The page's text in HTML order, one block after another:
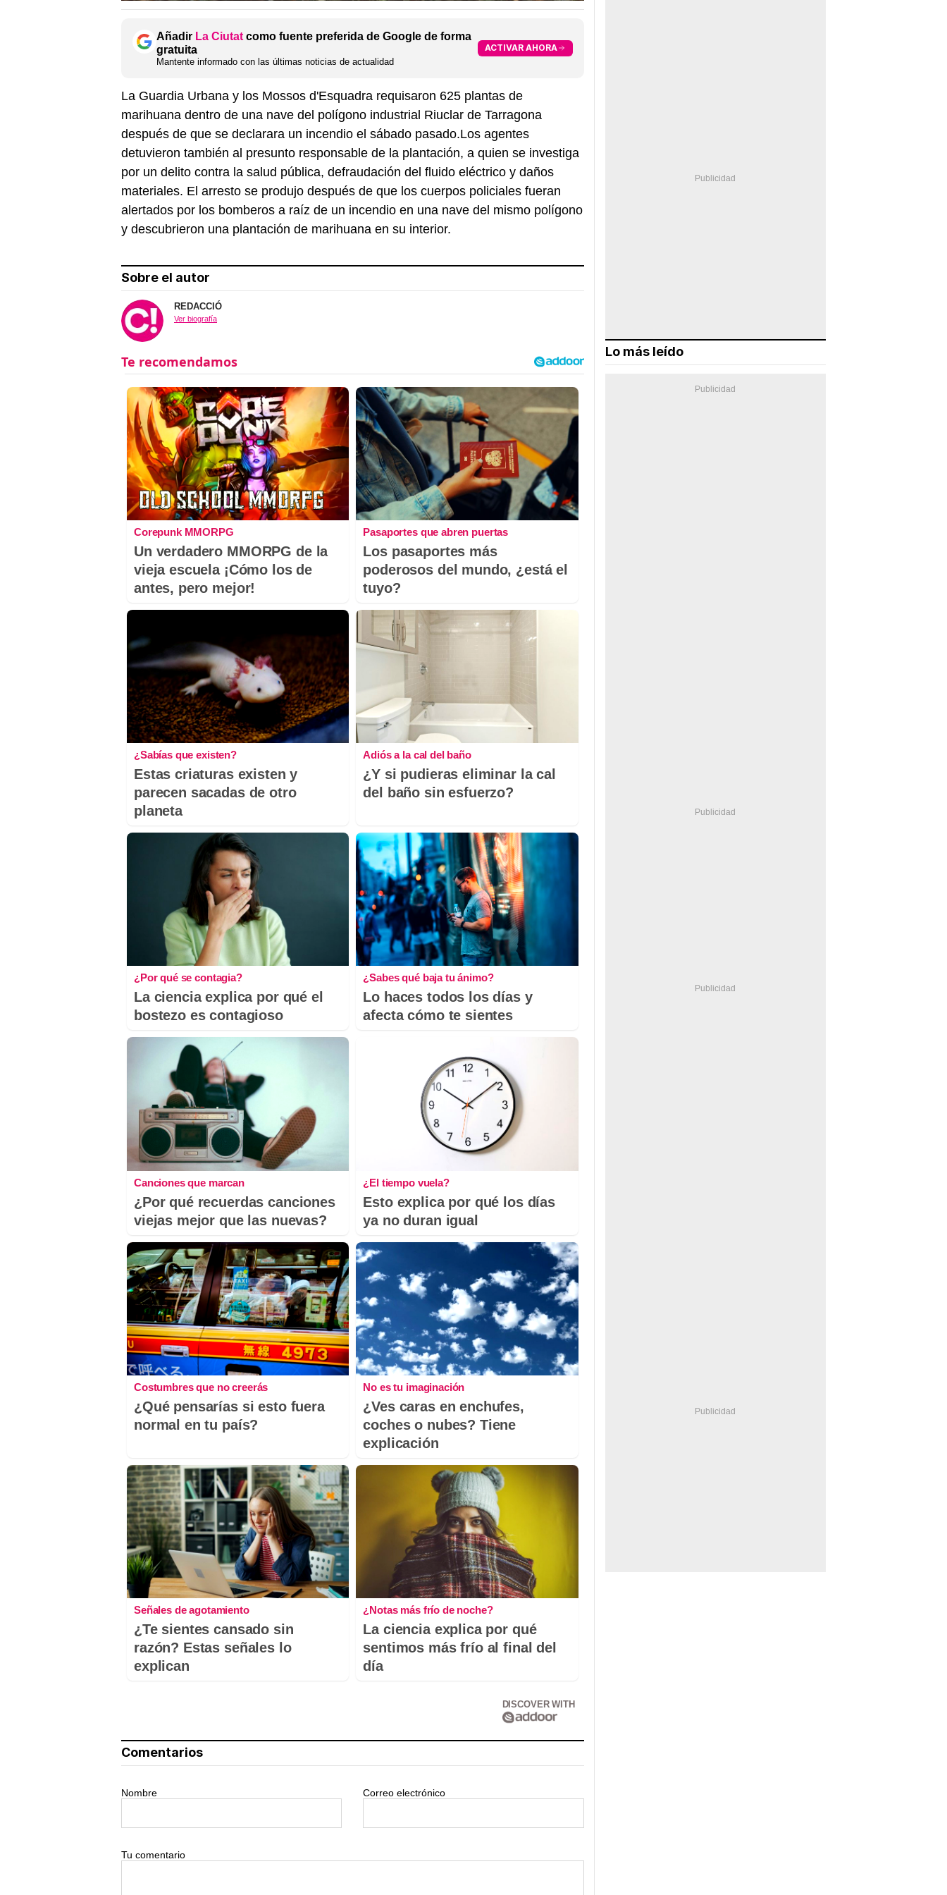
Añadir La Ciutat como fuente preferida de Google de forma
gratuita
Mantente informado con las últimas noticias de actualidad
ACTIVAR AHORA
La Guardia Urbana y los Mossos d'Esquadra requisaron 625 plantas de
marihuana dentro de una nave del polígono industrial Riuclar de Tarragona
después de que se declarara un incendio el sábado pasado.Los agentes
detuvieron también al presunto responsable de la plantación, a quien se investiga
por un delito contra la salud pública, defraudación del fluido eléctrico y daños
materiales. El arresto se produjo después de que los cuerpos policiales fueran
alertados por los bomberos a raíz de un incendio en una nave del mismo polígono
y descubrieron una plantación de marihuana en su interior.
Sobre el autor
REDACCIÓ
Ver biografía
Corepunk MMORPG
Un verdadero MMORPG de la
vieja escuela ¡Cómo los de
antes, pero mejor!
Pasaportes que abren puertas
Los pasaportes más
poderosos del mundo, ¿está el
tuyo?
¿Sabías que existen?
Estas criaturas existen y
parecen sacadas de otro
planeta
Adiós a la cal del baño
¿Y si pudieras eliminar la cal
del baño sin esfuerzo?
¿Por qué se contagia?
La ciencia explica por qué el
bostezo es contagioso
¿Sabes qué baja tu ánimo?
Lo haces todos los días y
afecta cómo te sientes
Canciones que marcan
¿Por qué recuerdas canciones
viejas mejor que las nuevas?
¿El tiempo vuela?
Esto explica por qué los días
ya no duran igual
Costumbres que no creerás
¿Qué pensarías si esto fuera
normal en tu país?
No es tu imaginación
¿Ves caras en enchufes,
coches o nubes? Tiene
explicación
Señales de agotamiento
¿Te sientes cansado sin
razón? Estas señales lo
explican
¿Notas más frío de noche?
La ciencia explica por qué
sentimos más frío al final del
día
DISCOVER WITH
Comentarios
Nombre Correo electrónico
Tu comentario
Lo más leído